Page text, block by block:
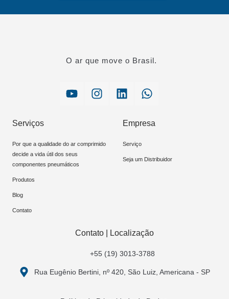
O ar que move o Brasil.
Serviços
Por que a qualidade do ar comprimido
decide a vida útil dos seus
componentes pneumáticos
Produtos
Blog
Contato
Empresa
Serviço
Seja um Distribuidor
Contato | Localização
+55 (19) 3013-3788
Rua Eugênio Bertini, nº 420, São Luiz, Americana - SP